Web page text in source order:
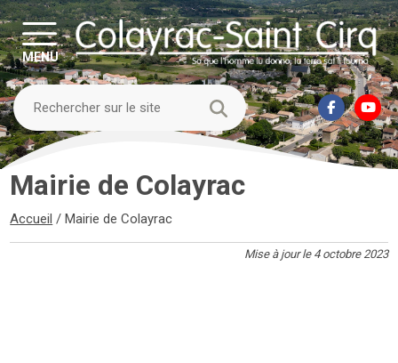
MENU
Mairie de Colayrac
Accueil /Mairie de Colayrac
Mise à jour le 4 octobre 2023